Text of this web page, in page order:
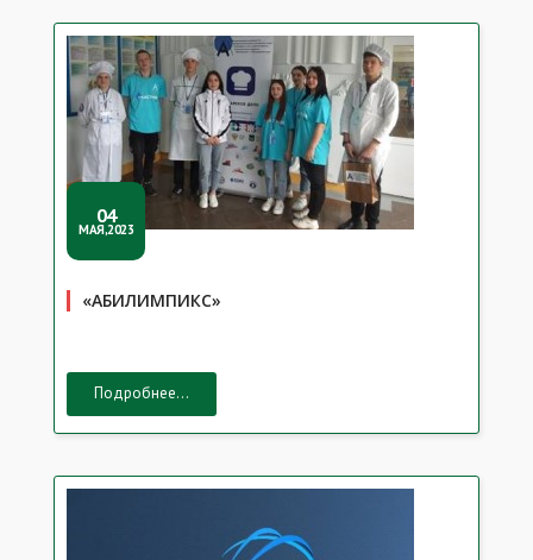
04
МАЯ,2023
«АБИЛИМПИКС»
Подробнее...